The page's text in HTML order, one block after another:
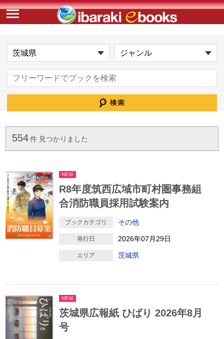
554 件 見つかりました
NEW
R8年度筑西広域市町村圏事務組
合消防職員採用試験案内
ブックカテゴリ その他
発行日 2026年07月29日
エリア 茨城県
NEW
茨城県広報紙 ひばり 2026年8月
号